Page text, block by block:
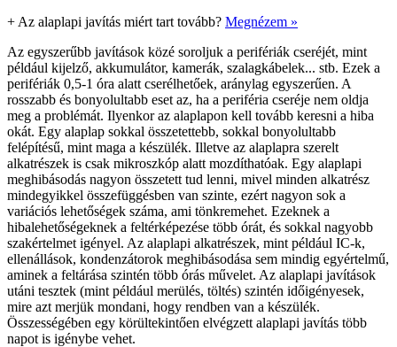
+ Az alaplapi javítás miért tart tovább? Megnézem »
Az egyszerűbb javítások közé soroljuk a perifériák cseréjét, mint
például kijelző, akkumulátor, kamerák, szalagkábelek... stb. Ezek a
perifériák 0,5-1 óra alatt cserélhetőek, aránylag egyszerűen. A
rosszabb és bonyolultabb eset az, ha a periféria cseréje nem oldja
meg a problémát. Ilyenkor az alaplapon kell tovább keresni a hiba
okát. Egy alaplap sokkal összetettebb, sokkal bonyolultabb
felépítésű, mint maga a készülék. Illetve az alaplapra szerelt
alkatrészek is csak mikroszkóp alatt mozdíthatóak. Egy alaplapi
meghibásodás nagyon összetett tud lenni, mivel minden alkatrész
mindegyikkel összefüggésben van szinte, ezért nagyon sok a
variációs lehetőségek száma, ami tönkremehet. Ezeknek a
hibalehetőségeknek a feltérképezése több órát, és sokkal nagyobb
szakértelmet igényel. Az alaplapi alkatrészek, mint például IC-k,
ellenállások, kondenzátorok meghibásodása sem mindig egyértelmű,
aminek a feltárása szintén több órás művelet. Az alaplapi javítások
utáni tesztek (mint például merülés, töltés) szintén időigényesek,
mire azt merjük mondani, hogy rendben van a készülék.
Összességében egy körültekintően elvégzett alaplapi javítás több
napot is igénybe vehet.